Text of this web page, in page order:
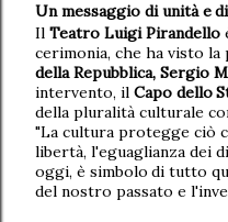
Un messaggio di unità e
Il Teatro Luigi Pirandello
cerimonia, che ha visto
della Repubblica, Sergio
intervento, il Capo dello
della pluralità culturale
"La cultura protegge ciò
libertà, l'eguaglianza dei
oggi, è simbolo di tutto
del nostro passato e